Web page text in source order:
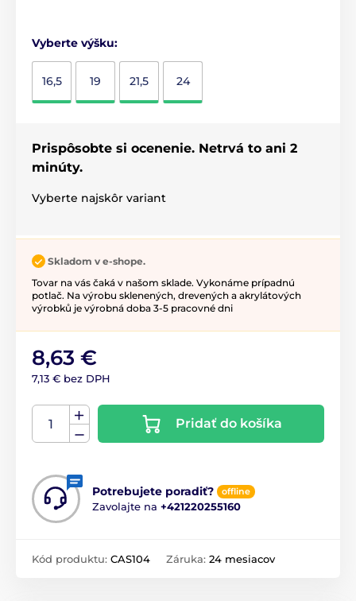
Vyberte výšku:
16,5 19 21,5 24
Prispôsobte si ocenenie. Netrvá to ani 2
minúty.
Vyberte najskôr variant
Skladom v e-shope.
Tovar na vás čaká v našom sklade. Vykonáme prípadnú
potlač. Na výrobu sklenených, drevených a akrylátových
výrobků je výrobná doba 3-5 pracovné dni
8,63 €
7,13 € bez DPH
Pridať do košíka
Potrebujete poradiť? offline
Zavolajte na +421220255160
Kód produktu: CAS104 Záruka: 24 mesiacov